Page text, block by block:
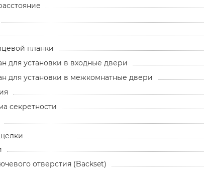
планки
для установки в входные двери
для установки в межкомнатные двери
секретности
отверстия (Backset)